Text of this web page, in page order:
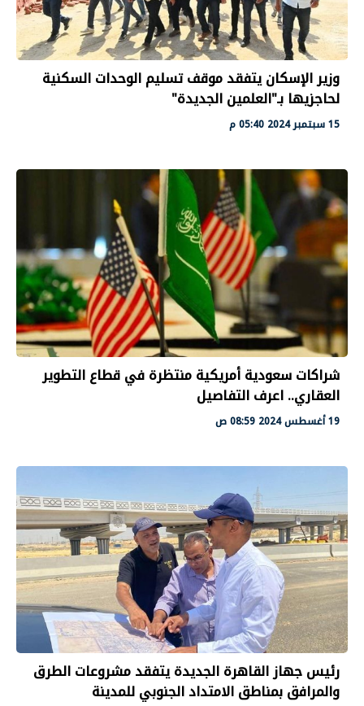
وزير الإسكان يتفقد موقف تسليم الوحدات السكنية
لحاجزيها بـ"العلمين الجديدة"
15 سبتمبر 2024 05:40 م
شراكات سعودية أمريكية منتظرة في قطاع التطوير
العقاري.. اعرف التفاصيل
19 أغسطس 2024 08:59 ص
رئيس جهاز القاهرة الجديدة يتفقد مشروعات الطرق
والمرافق بمناطق الامتداد الجنوبي للمدينة